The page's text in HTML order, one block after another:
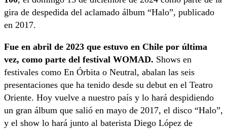
gira de despedida del aclamado álbum “Halo”, publicado
en 2017.
Fue en abril de 2023 que estuvo en Chile por última
vez, como parte del festival WOMAD. Shows en
festivales como En Órbita o Neutral, abalan las seis
presentaciones que ha tenido desde su debut en el Teatro
Oriente. Hoy vuelve a nuestro país y lo hará despidiendo
un gran álbum que salió en mayo de 2017, el disco “Halo”,
y el show lo hará junto al baterista Diego López de